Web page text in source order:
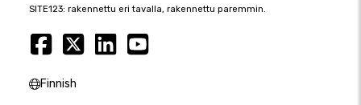
SITE123: rakennettu eri tavalla, rakennettu paremmin.
Finnish